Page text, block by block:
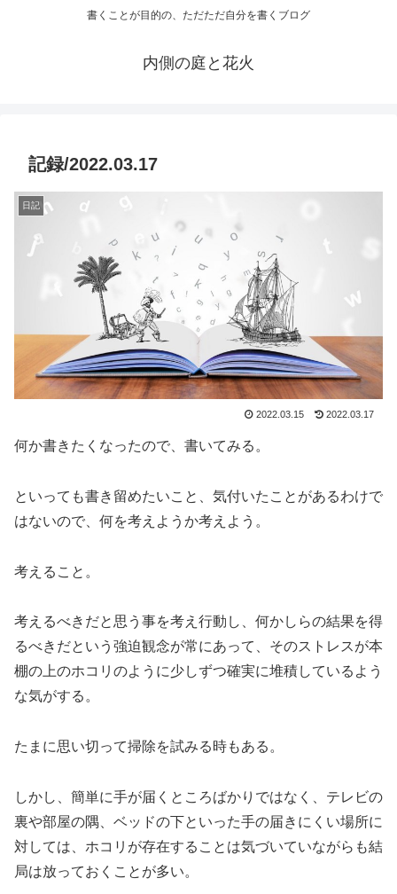
書くことが目的の、ただただ自分を書くブログ
内側の庭と花火
記録/2022.03.17
日記
2022.03.15 2022.03.17
何か書きたくなったので、書いてみる。
といっても書き留めたいこと、気付いたことがあるわけで
はないので、何を考えようか考えよう。
考えること。
考えるべきだと思う事を考え行動し、何かしらの結果を得
るべきだという強迫観念が常にあって、そのストレスが本
棚の上のホコリのように少しずつ確実に堆積しているよう
な気がする。
たまに思い切って掃除を試みる時もある。
しかし、簡単に手が届くところばかりではなく、テレビの
裏や部屋の隅、ベッドの下といった手の届きにくい場所に
対しては、ホコリが存在することは気づいていながらも結
局は放っておくことが多い。